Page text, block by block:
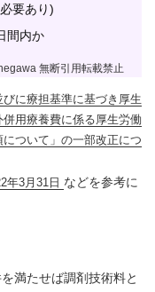
要あり)
間内か
無断引用転載禁止
に療担基準に基づき厚生
用療養費に係る厚生労働
ついて」の一部改正につ
年3月31日 などを参考に
満たせば調剤技術料と